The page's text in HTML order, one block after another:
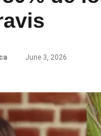
June 3, 2026